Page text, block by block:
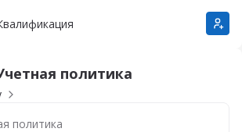
политика политика
политика